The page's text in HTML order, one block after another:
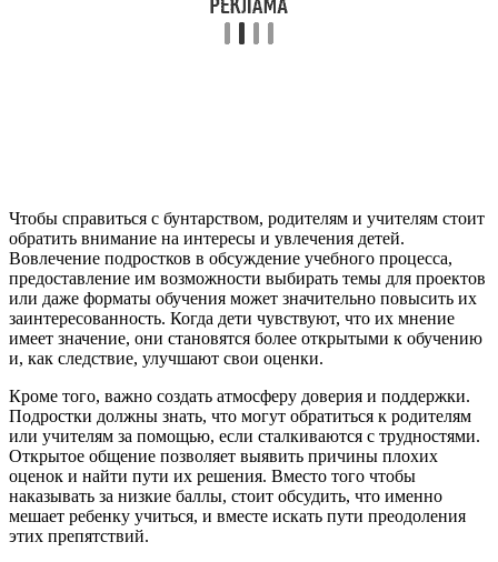
Чтобы справиться с бунтарством, родителям и учителям стоит
обратить внимание на интересы и увлечения детей.
Вовлечение подростков в обсуждение учебного процесса,
предоставление им возможности выбирать темы для проектов
или даже форматы обучения может значительно повысить их
заинтересованность. Когда дети чувствуют, что их мнение
имеет значение, они становятся более открытыми к обучению
и, как следствие, улучшают свои оценки.
Кроме того, важно создать атмосферу доверия и поддержки.
Подростки должны знать, что могут обратиться к родителям
или учителям за помощью, если сталкиваются с трудностями.
Открытое общение позволяет выявить причины плохих
оценок и найти пути их решения. Вместо того чтобы
наказывать за низкие баллы, стоит обсудить, что именно
мешает ребенку учиться, и вместе искать пути преодоления
этих препятствий.